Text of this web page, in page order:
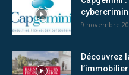
9 novembre
Découvrez